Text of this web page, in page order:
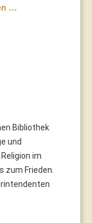
…
Bibliothek
und
im
zum Frieden.